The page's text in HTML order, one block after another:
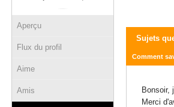
Aperçu
Flux du profil
Aime
Amis
Sujets
Comment
Bonsoir,
Merci